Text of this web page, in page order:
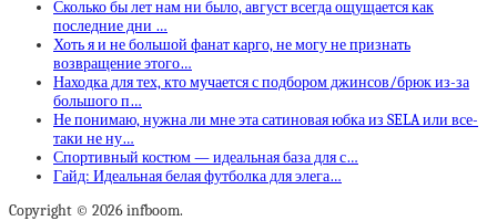
Сколько бы лет нам ни было, август всегда ощущается как
последние дни …
Хоть я и не большой фанат карго, не могу не признать
возвращение этого…
Находка для тех, кто мучается с подбором джинсов/брюк из-за
большого п…
Не понимаю, нужна ли мне эта сатиновая юбка из SELA или все-
таки не ну…
Спортивный костюм — идеальная база для с…
Гайд: Идеальная белая футболка для элега…
Copyright © 2026 infboom.